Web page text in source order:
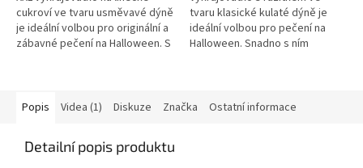
cukroví ve tvaru usměvavé dýně
je ideální volbou pro originální a
zábavné pečení na Halloween. S
tvaru klasické kulaté dýně je
ideální volbou pro pečení na
Halloween. Snadno s ním
Popis Videa (1) Diskuze Značka Ostatní informace
Detailní popis produktu